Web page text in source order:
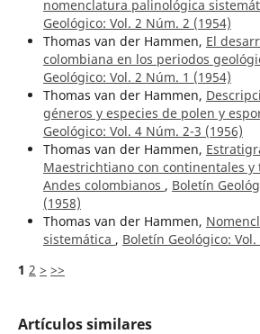
nomenclatura palinológica
Geológico: Vol. 2 Núm. 2 (1954)
Thomas van der Hammen, El
colombiana en los periodos
Geológico: Vol. 2 Núm. 1 (1954)
Thomas van der Hammen,
géneros y especies de polen y
Geológico: Vol. 4 Núm. 2-3 (1956)
Thomas van der Hammen,
Maestrichtiano con continentales y
Andes colombianos , Boletín
(1958)
Thomas van der Hammen,
sistemática , Boletín Geológico:
1 2 > >>
Artículos similares